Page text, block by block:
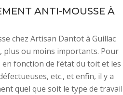
ANTI-MOUSSE À
chez Artisan Dantot à Guillac
plus ou moins importants. Pour
fonction de l’état du toit et les
etc., et enfin, il y a
quel que soit le type de travail